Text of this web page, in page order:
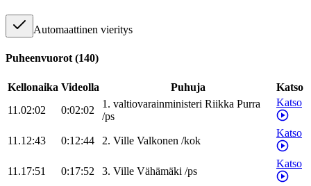
Automaattinen vieritys
Puheenvuorot (140)
Kellonaika Videolla Puhuja
Katso
11.02:02
0:02:02
1. valtiovarainministeri Riikka Purra
/ps
Katso
11.12:43 0:12:44 2. Ville Valkonen /kok
Katso
11.17:51 0:17:52 3. Ville Vähämäki /ps
Katso